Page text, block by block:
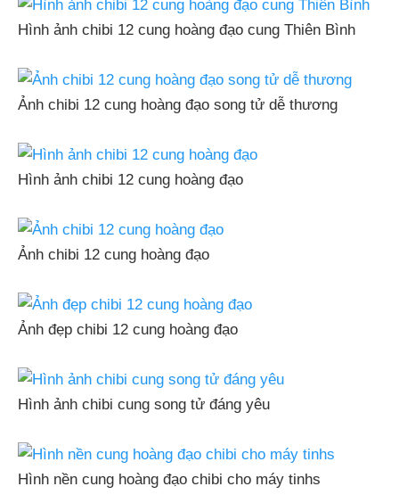
Hình ảnh chibi 12 cung hoàng đạo cung Thiên Bình
Ảnh chibi 12 cung hoàng đạo song tử dễ thương
Hình ảnh chibi 12 cung hoàng đạo
Ảnh chibi 12 cung hoàng đạo
Ảnh đẹp chibi 12 cung hoàng đạo
Hình ảnh chibi cung song tử đáng yêu
Hình nền cung hoàng đạo chibi cho máy tinhs